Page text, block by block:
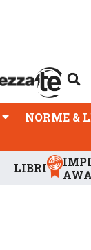
NORME &
LIBRI